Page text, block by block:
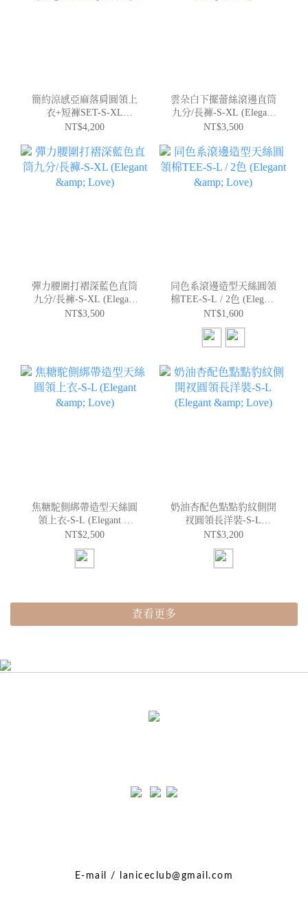
簡約涼感亞麻落肩圓領上
衣+短褲SET-S-XL
(Elegant & Love)
NT$4,200
雲朵白下擺蕾絲滾邊直筒
九分/長褲-S-XL (Elegant
& Love)
NT$3,500
彈力腰圍打褶深藍色直筒
九分/長褲-S-XL (Elegant
& Love)
NT$3,500
同色系滾邊造型天絲圓領
棉TEE-S-L / 2色 (Elegant
& Love)
NT$1,600
焦糖駝側綁帶造型天絲圓
領上衣-S-L (Elegant &
Love)
NT$2,500
奶油杏配色點點豹紋側開
衩圓領長洋裝-S-L
(Elegant & Love)
NT$3,200
查看更多
E-mail / laniceclub@gmail.com